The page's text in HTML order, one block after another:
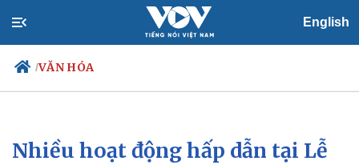
English
/VĂN HÓA
Chính trị
Xã hội
Nhiều hoạt động hấp dẫn tại Lễ